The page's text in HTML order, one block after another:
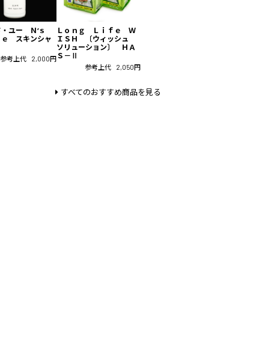
・ユー Ｎ‘ｓ
ｅ スキンシャ
参考上代 2,000円
Ｌｏｎｇ Ｌｉｆｅ Ｗ
ＩＳＨ 〔ウィッシュ
ソリューション〕 ＨＡ
Ｓ－Ⅱ
参考上代 2,050円
すべてのおすすめ商品を見る